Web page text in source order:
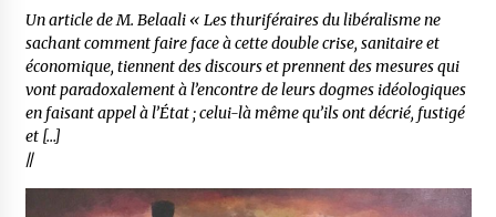
Un article de M. Belaali « Les thuriféraires du libéralisme ne
sachant comment faire face à cette double crise, sanitaire et
économique, tiennent des discours et prennent des mesures qui
vont paradoxalement à l’encontre de leurs dogmes idéologiques
en faisant appel à l’État ; celui-là même qu’ils ont décrié, fustigé
et […]
//